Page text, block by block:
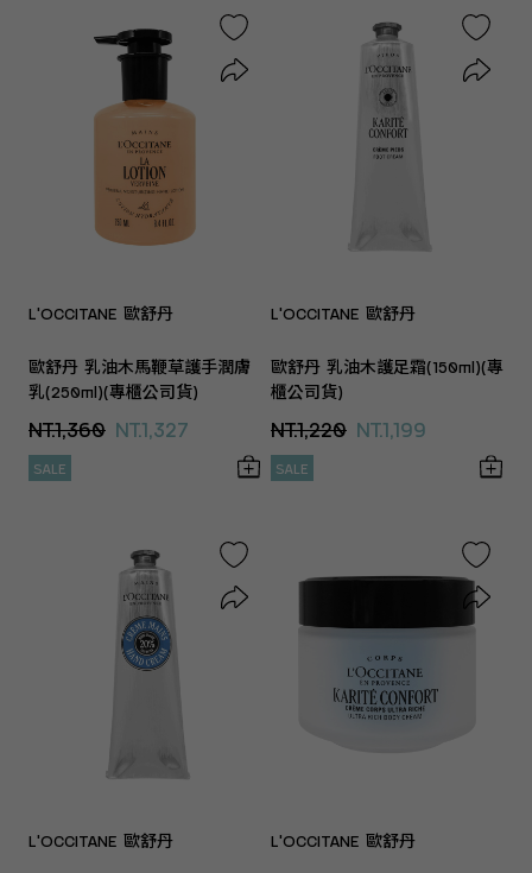
L'OCCITANE 歐舒丹
歐舒丹 乳油木馬鞭草護手潤膚
乳(250ml)(專櫃公司貨)
NT.1,360 NT.1,327
SALE
L'OCCITANE 歐舒丹
歐舒丹 乳油木護足霜(150ml)(專
櫃公司貨)
NT.1,220 NT.1,199
SALE
L'OCCITANE 歐舒丹 L'OCCITANE 歐舒丹